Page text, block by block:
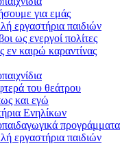
για εμάς
εργαστήρια παιδιών
ως ενεργοί πολίτες
εν καιρώ καραντίνας
του θεάτρου
και εγώ
Ενηλίκων
προγράμματα
εργαστήρια παιδιών